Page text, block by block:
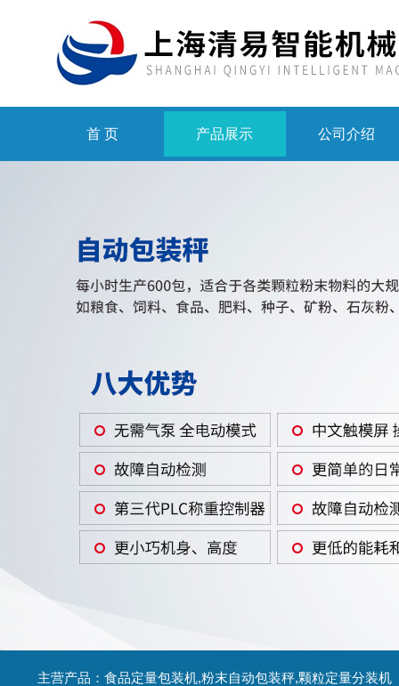
首 页 产品展示 公司介绍
主营产品：食品定量包装机,粉末自动包装秤,颗粒定量分装机